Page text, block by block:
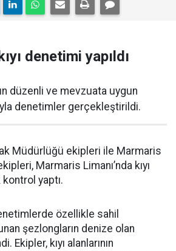
denetimi yapıldı
düzenli ve mevzuata uygun
denetimler gerçekleştirildi.
Müdürlüğü ekipleri ile Marmaris
Marmaris Limanı’nda kıyı
kontrol yaptı.
özellikle sahil
şezlongların denize olan
Ekipler, kıyı alanlarının